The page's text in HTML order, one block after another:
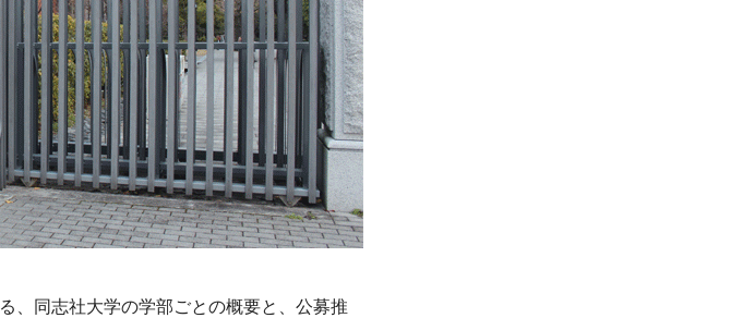
、同志社大学の学部ごとの概要と、公募推